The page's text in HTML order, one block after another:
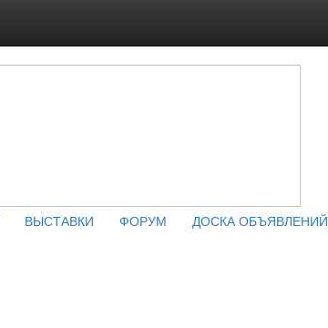
ВЫСТАВКИ ФОРУМ ДОСКА ОБЪЯВЛЕНИЙ